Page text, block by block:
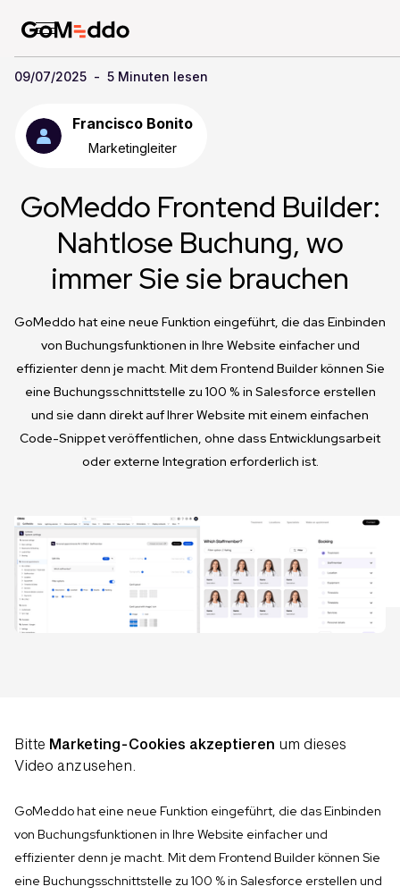
Francisco Bonito
Marketingleiter
09/07/2025 - 5 Minuten lesen
GoMeddo Frontend Builder:
Nahtlose Buchung, wo
immer Sie sie brauchen
GoMeddo hat eine neue Funktion eingeführt, die das Einbinden
von Buchungsfunktionen in Ihre Website einfacher und
effizienter denn je macht. Mit dem Frontend Builder können Sie
eine Buchungsschnittstelle zu 100 % in Salesforce erstellen
und sie dann direkt auf Ihrer Website mit einem einfachen
Code-Snippet veröffentlichen, ohne dass Entwicklungsarbeit
oder externe Integration erforderlich ist.
Bitte Marketing-Cookies akzeptieren um dieses
Video anzusehen.
GoMeddo hat eine neue Funktion eingeführt, die das Einbinden
von Buchungsfunktionen in Ihre Website einfacher und
effizienter denn je macht. Mit dem Frontend Builder können Sie
eine Buchungsschnittstelle zu 100 % in Salesforce erstellen und